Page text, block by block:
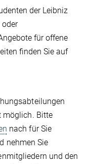
der Leibniz
oder
für offene
finden Sie auf
möglich. Bitte
nach für Sie
nehmen Sie
und den